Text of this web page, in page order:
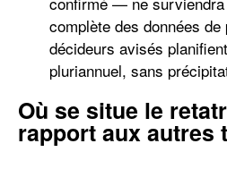
complète des données de
décideurs avisés
pluriannuel, sans
Où se situe le
rapport aux autres